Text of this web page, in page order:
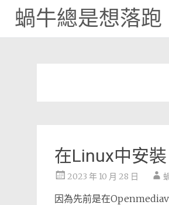
蝸牛總是想落跑
在Linux中安
2023 年 10 月 28 日
因為先前是在